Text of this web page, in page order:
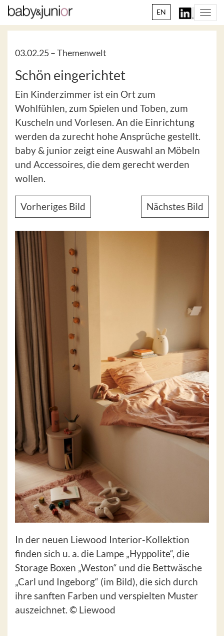
EN
03.02.25 –Themenwelt
Schön eingerichtet
Ein Kinderzimmer ist ein Ort zum
Wohlfühlen, zum Spielen und Toben, zum
Kuscheln und Vorlesen. An die Einrichtung
werden da zurecht hohe Ansprüche gestellt.
baby & junior zeigt eine Auswahl an Möbeln
und Accessoires, die dem gerecht werden
wollen.
Vorheriges Bild Nächstes Bild
In der neuen Liewood Interior-Kollektion
finden sich u. a. die Lampe „Hyppolite“, die
Storage Boxen „Weston“ und die Bettwäsche
„Carl und Ingeborg“ (im Bild), die sich durch
ihre sanften Farben und verspielten Muster
auszeichnet. © Liewood